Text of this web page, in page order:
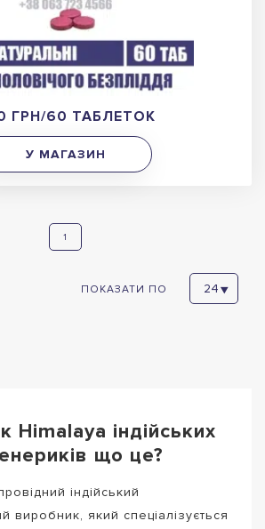
ГРН/60 ТАБЛЕТОК
У МАГАЗИН
1
ПОКАЗАТИ ПО
Himalaya індійських
що це?
індійський
виробник, який спеціалізується